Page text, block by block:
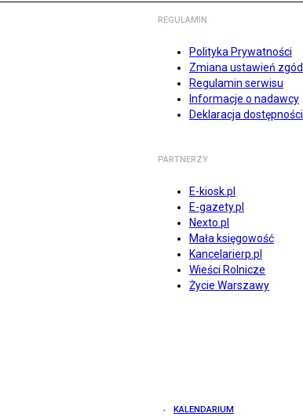
REGULAMIN
Polityka Prywatności
Zmiana ustawień zgód
Regulamin serwisu
Informacje o nadawcy
Deklaracja dostępności
PARTNERZY
E-kiosk.pl
E-gazety.pl
Nexto.pl
Mała księgowość
Kancelarierp.pl
Wieści Rolnicze
Życie Warszawy
KALENDARIUM